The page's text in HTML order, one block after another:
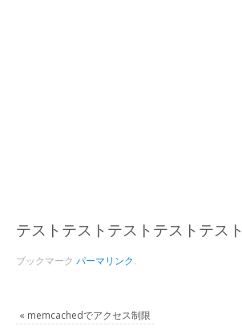
テストテストテストテストテスト
ブックマークパーマリンク.
« memcachedでアクセス制限